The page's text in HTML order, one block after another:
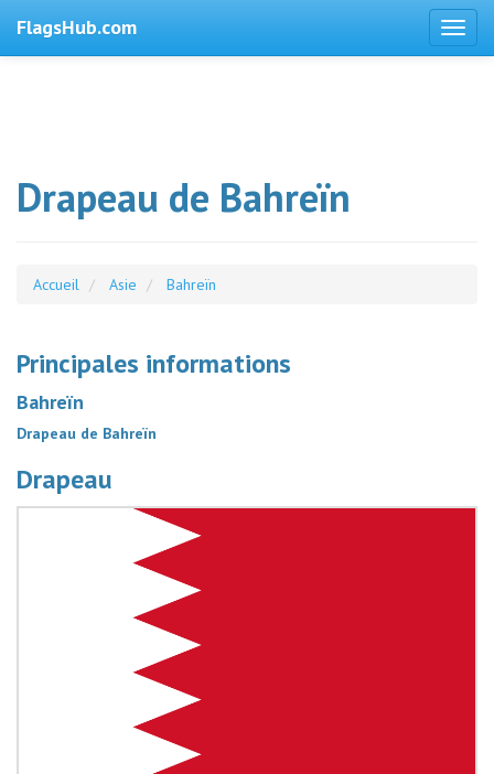
FlagsHub.com
Drapeau de Bahreïn
Accueil Asie Bahreïn
Principales informations
Bahreïn
Drapeau de Bahreïn
Drapeau